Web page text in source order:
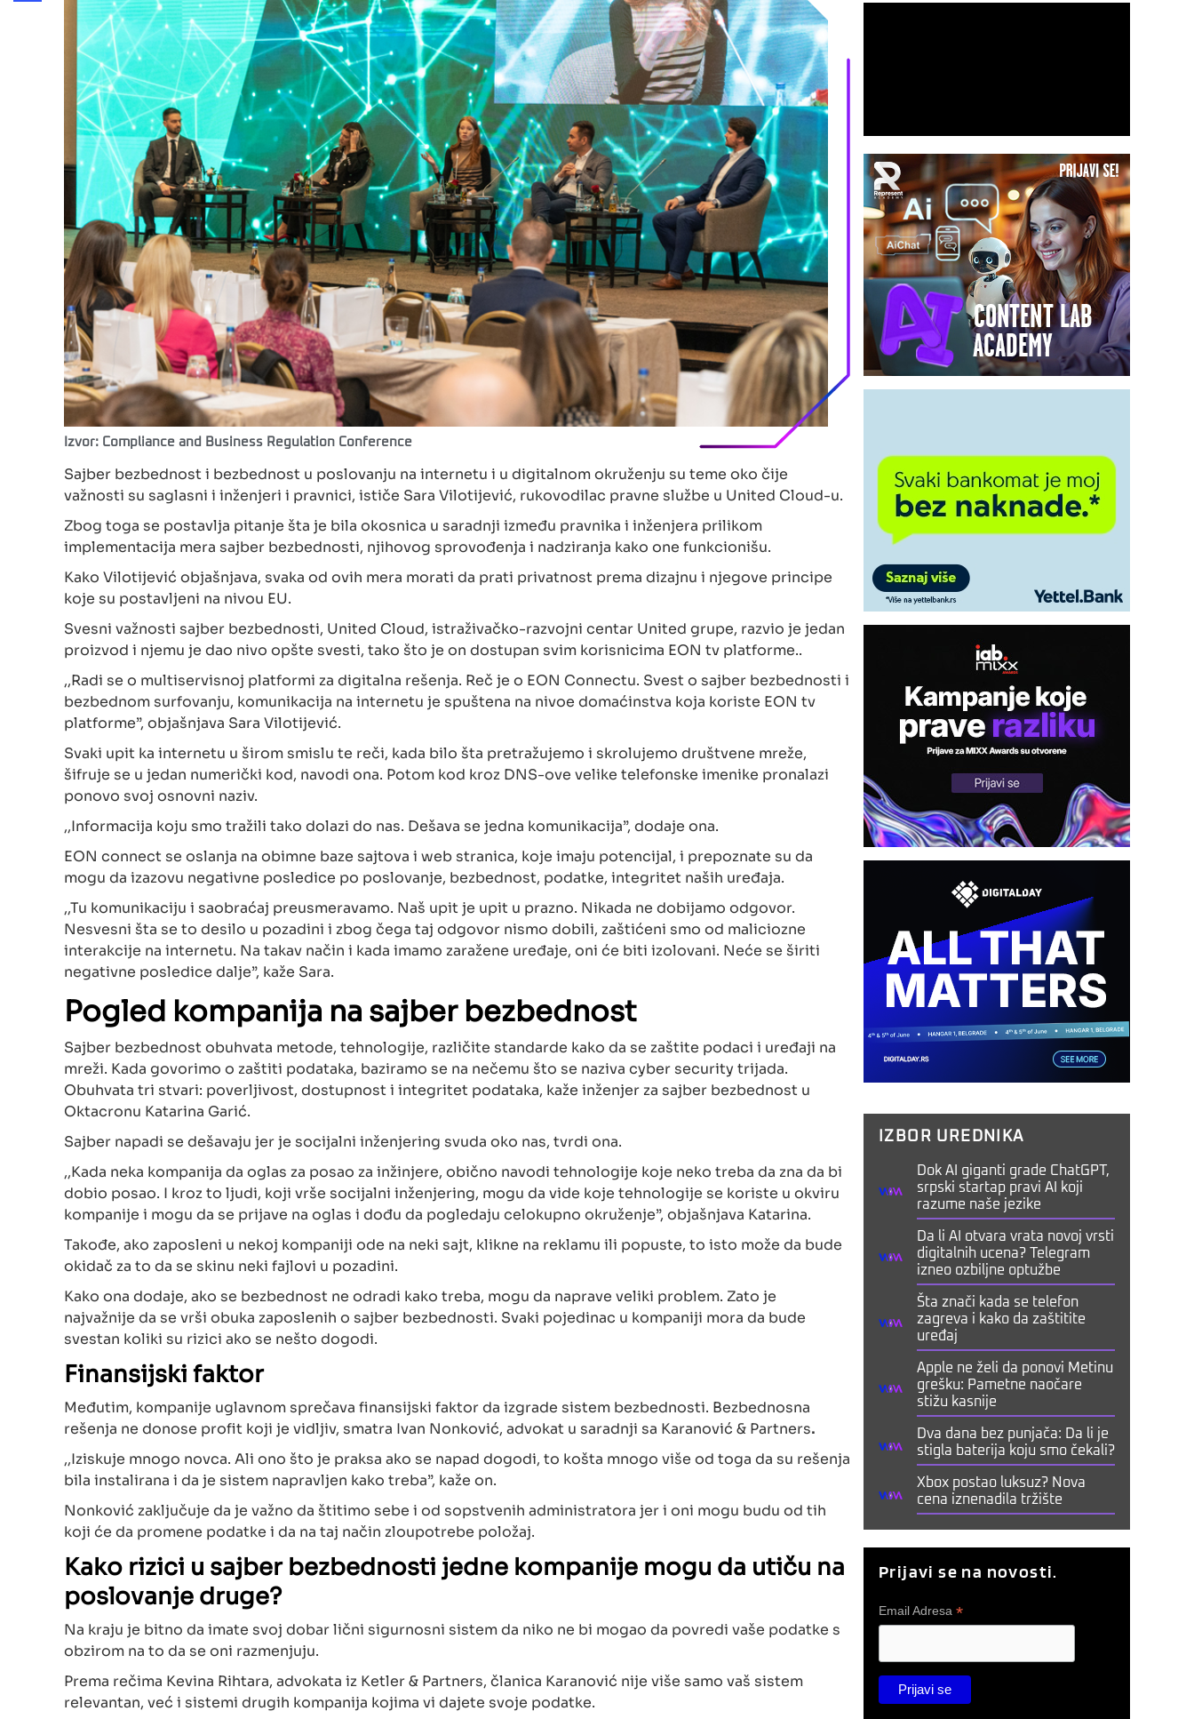
Izvor: Compliance and Business Regulation Conference
Sajber bezbednost i bezbednost u poslovanju na internetu i u digitalnom okruženju su teme oko čije
važnosti su saglasni i inženjeri i pravnici, ističe Sara Vilotijević, rukovodilac pravne službe u United Cloud-u.
Zbog toga se postavlja pitanje šta je bila okosnica u saradnji između pravnika i inženjera prilikom
implementacija mera sajber bezbednosti, njihovog sprovođenja i nadziranja kako one funkcionišu.
Kako Vilotijević objašnjava, svaka od ovih mera morati da prati privatnost prema dizajnu i njegove principe
koje su postavljeni na nivou EU.
Svesni važnosti sajber bezbednosti, United Cloud, istraživačko-razvojni centar United grupe, razvio je jedan
proizvod i njemu je dao nivo opšte svesti, tako što je on dostupan svim korisnicima EON tv platforme..
,,Radi se o multiservisnoj platformi za digitalna rešenja. Reč je o EON Connectu. Svest o sajber bezbednosti i
bezbednom surfovanju, komunikacija na internetu je spuštena na nivoe domaćinstva koja koriste EON tv
platforme”, objašnjava Sara Vilotijević.
Svaki upit ka internetu u širom smislu te reči, kada bilo šta pretražujemo i skrolujemo društvene mreže,
šifruje se u jedan numerički kod, navodi ona. Potom kod kroz DNS-ove velike telefonske imenike pronalazi
ponovo svoj osnovni naziv.
,,Informacija koju smo tražili tako dolazi do nas. Dešava se jedna komunikacija”, dodaje ona.
EON connect se oslanja na obimne baze sajtova i web stranica, koje imaju potencijal, i prepoznate su da
mogu da izazovu negativne posledice po poslovanje, bezbednost, podatke, integritet naših uređaja.
,,Tu komunikaciju i saobraćaj preusmeravamo. Naš upit je upit u prazno. Nikada ne dobijamo odgovor.
Nesvesni šta se to desilo u pozadini i zbog čega taj odgovor nismo dobili, zaštićeni smo od maliciozne
interakcije na internetu. Na takav način i kada imamo zaražene uređaje, oni će biti izolovani. Neće se širiti
negativne posledice dalje”, kaže Sara.
Pogled kompanija na sajber bezbednost
Sajber bezbednost obuhvata metode, tehnologije, različite standarde kako da se zaštite podaci i uređaji na
mreži. Kada govorimo o zaštiti podataka, baziramo se na nečemu što se naziva cyber security trijada.
Obuhvata tri stvari: poverljivost, dostupnost i integritet podataka, kaže inženjer za sajber bezbednost u
Oktacronu Katarina Garić.
Sajber napadi se dešavaju jer je socijalni inženjering svuda oko nas, tvrdi ona.
,,Kada neka kompanija da oglas za posao za inžinjere, obično navodi tehnologije koje neko treba da zna da bi
dobio posao. I kroz to ljudi, koji vrše socijalni inženjering, mogu da vide koje tehnologije se koriste u okviru
kompanije i mogu da se prijave na oglas i dođu da pogledaju celokupno okruženje”, objašnjava Katarina.
Takođe, ako zaposleni u nekoj kompaniji ode na neki sajt, klikne na reklamu ili popuste, to isto može da bude
okidač za to da se skinu neki fajlovi u pozadini.
Kako ona dodaje, ako se bezbednost ne odradi kako treba, mogu da naprave veliki problem. Zato je
najvažnije da se vrši obuka zaposlenih o sajber bezbednosti. Svaki pojedinac u kompaniji mora da bude
svestan koliki su rizici ako se nešto dogodi.
Finansijski faktor
Međutim, kompanije uglavnom sprečava finansijski faktor da izgrade sistem bezbednosti. Bezbednosna
rešenja ne donose profit koji je vidljiv, smatra Ivan Nonković, advokat u saradnji sa Karanović & Partners.
,,Iziskuje mnogo novca. Ali ono što je praksa ako se napad dogodi, to košta mnogo više od toga da su rešenja
bila instalirana i da je sistem napravljen kako treba”, kaže on.
Nonković zaključuje da je važno da štitimo sebe i od sopstvenih administratora jer i oni mogu budu od tih
koji će da promene podatke i da na taj način zloupotrebe položaj.
Kako rizici u sajber bezbednosti jedne kompanije mogu da utiču na
poslovanje druge?
Na kraju je bitno da imate svoj dobar lični sigurnosni sistem da niko ne bi mogao da povredi vaše podatke s
obzirom na to da se oni razmenjuju.
Prema rečima Kevina Rihtara, advokata iz Ketler & Partners, članica Karanović nije više samo vaš sistem
relevantan, već i sistemi drugih kompanija kojima vi dajete svoje podatke.
IZBOR UREDNIKA
Dok AI giganti grade ChatGPT,
srpski startap pravi AI koji
razume naše jezike
Da li AI otvara vrata novoj vrsti
digitalnih ucena? Telegram
izneo ozbiljne optužbe
Šta znači kada se telefon
zagreva i kako da zaštitite
uređaj
Apple ne želi da ponovi Metinu
grešku: Pametne naočare
stižu kasnije
Dva dana bez punjača: Da li je
stigla baterija koju smo čekali?
Xbox postao luksuz? Nova
cena iznenadila tržište
Prijavi se na novosti.
Email Adresa *